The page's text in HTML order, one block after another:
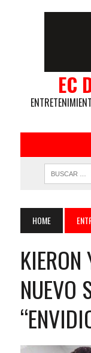
EC
HOME
KIERON
NUEVO